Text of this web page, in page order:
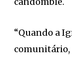
“Quando a
comunitário,